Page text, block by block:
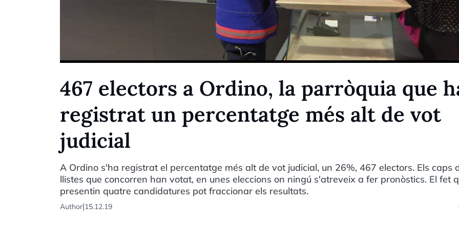
467 electors a Ordino, la parròquia que
registrat un percentatge més alt de vot
judicial
A Ordino s'ha registrat el percentatge més alt de vot judicial, un 26%, 467 electors. Els caps
llistes que concorren han votat, en unes eleccions on ningú s'atreveix a fer pronòstics. El fet
presentin quatre candidatures pot fraccionar els resultats.
Author|15.12.19